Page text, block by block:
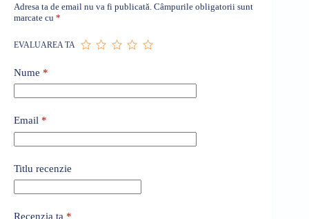
Adresa ta de email nu va fi publicată. Câmpurile obligatorii sunt
marcate cu *
EVALUAREA TA
Nume *
Email *
Titlu recenzie
Recenzia ta *